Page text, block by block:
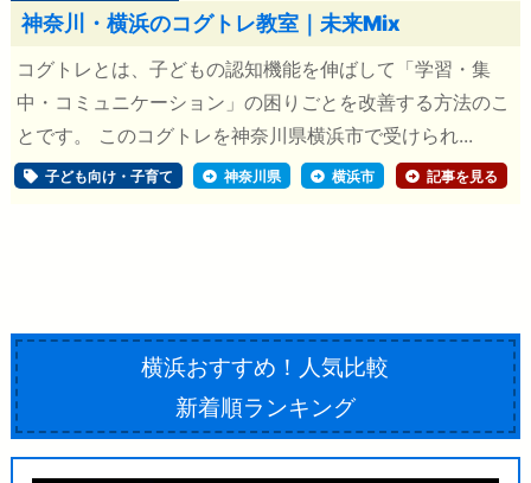
神奈川・横浜のコグトレ教室｜未来Mix
コグトレとは、子どもの認知機能を伸ばして「学習・集
中・コミュニケーション」の困りごとを改善する方法のこ
とです。 このコグトレを神奈川県横浜市で受けられ...
子ども向け・子育て 神奈川県 横浜市 記事を見る
横浜おすすめ！人気比較
新着順ランキング